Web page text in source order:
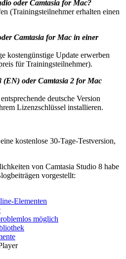
oder Camtasia for Mac?
(Trainingsteilnehmer erhalten einen
Camtasia for Mac in einer
kostengünstige Update erwerben
für Trainingsteilnehmer).
(EN) oder Camtasia 2 for Mac
deutsche Version
Lizenzschlüssel installieren.
kostenlose 30-Tage-Testversion,
von Camtasia Studio 8 habe
vorgestellt:
Elementen
möglich